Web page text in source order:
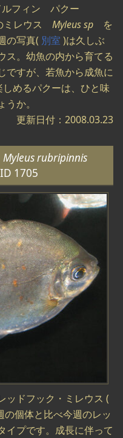
フィン パクー
レウス Myleus sp を
の写真( 別室 )は久しぶ
ス。幼魚の内から育てる
ですが、若魚から成魚に
めるパクーは、ひと味
か。
更新日付：2008.03.23
Myleus rubripinnis
1705
ッドフック・ミレウス (
個体と比べ今週のレッ
イプです。成長に伴って